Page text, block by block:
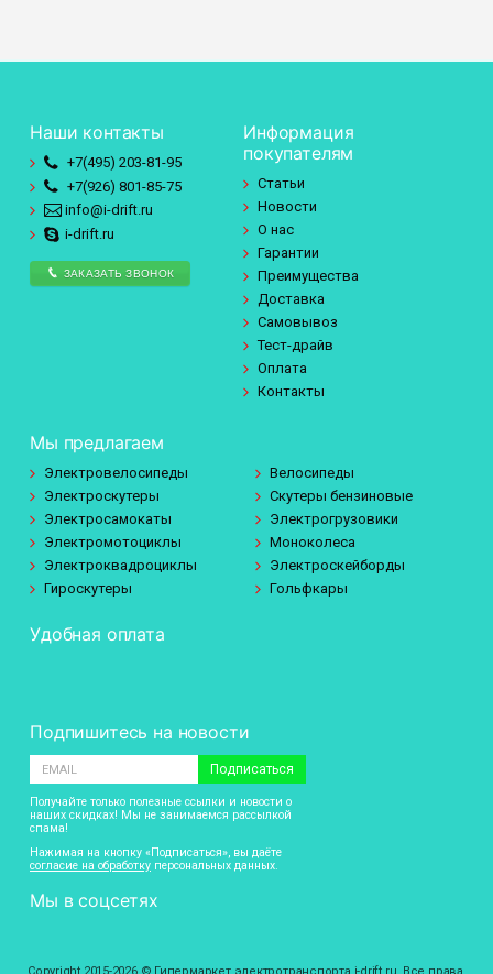
Наши контакты
+7(495) 203-81-95
+7(926) 801-85-75
info@i-drift.ru
i-drift.ru
ЗАКАЗАТЬ ЗВОНОК
Информация
покупателям
Статьи
Новости
О нас
Гарантии
Преимущества
Доставка
Самовывоз
Тест-драйв
Оплата
Контакты
Мы предлагаем
Электровелосипеды
Велосипеды
Электроскутеры
Скутеры бензиновые
Электросамокаты
Электрогрузовики
Электромотоциклы
Моноколеса
Электроквадроциклы
Электроскейборды
Гироскутеры
Гольфкары
Удобная оплата
Подпишитесь на новости
Подписаться
Получайте только полезные ссылки и новости о
наших скидках! Мы не занимаемся рассылкой
спама!
Нажимая на кнопку «Подписаться», вы даёте
согласие на обработку персональных данных.
Мы в соцсетях